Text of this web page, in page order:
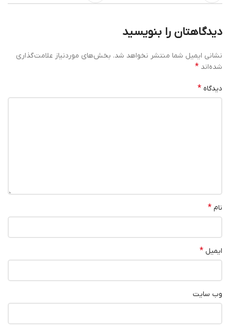
دیدگاهتان را بنویسید
نشانی ایمیل شما منتشر نخواهد شد. بخش‌های موردنیاز علامت‌گذاری
شده‌اند *
دیدگاه *
نام *
ایمیل *
وب‌ سایت